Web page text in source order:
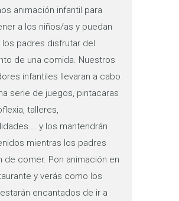
animación infantil para
a los niños/as y puedan
los padres disfrutar del
de una comida. Nuestros
infantiles llevaran a cabo
serie de juegos, pintacaras
talleres,
y los mantendrán
mientras los padres
de comer. Pon animación en
y verás como los
encantados de ir a